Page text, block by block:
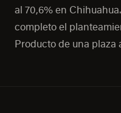
al 70,6% en
completo el
Producto de una plaza